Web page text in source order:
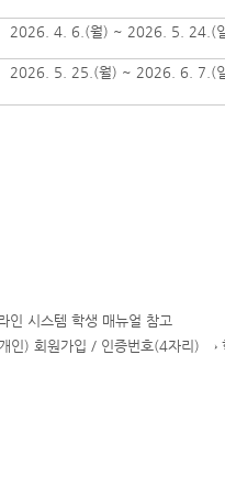
2026. 4. 6.(월) ~ 2026. 5. 24.(
2026. 5. 25.(월) ~ 2026. 6. 7.(
시스템 학생 매뉴얼 참고
인) 회원가입 / 인증번호(4자리) →